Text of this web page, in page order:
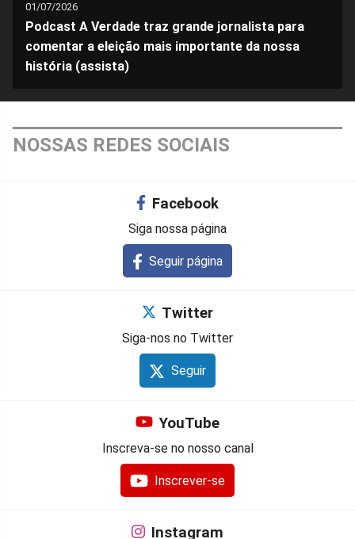
01/07/2026
Podcast A Verdade traz grande jornalista para
comentar a eleição mais importante da nossa
história (assista)
NOSSAS REDES SOCIAIS
Facebook
Siga nossa página
Seguir página
Twitter
Siga-nos no Twitter
Seguir
YouTube
Inscreva-se no nosso canal
Inscrever-se
Instagram